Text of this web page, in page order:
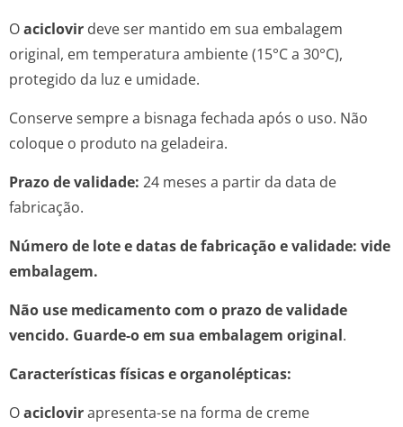
Oaciclovir deve ser mantido em sua embalagem
original, em temperatura ambiente (15°C a 30°C),
protegido da luz e umidade.
Conserve sempre a bisnaga fechada após o uso. Não
coloque o produto na geladeira.
Prazo de validade: 24 meses a partir da data de
fabricação.
Número de lote e datas de fabricação e validade: vide
embalagem.
Não use medicamento com o prazo de validade
vencido. Guarde-o em sua embalagem original.
Características físicas e organolépticas:
Oaciclovirapresenta-se na forma de creme